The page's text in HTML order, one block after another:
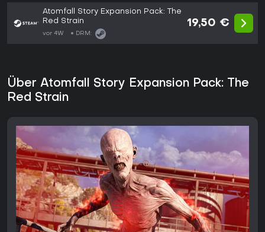
Atomfall Story Expansion Pack: The
Red Strain
vor 4W DRM:
19,50 €
Über Atomfall Story Expansion Pack: The
Red Strain